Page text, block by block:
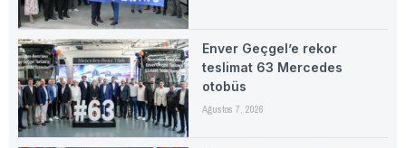
Enver Geçgel’e rekor
teslimat 63 Mercedes
otobüs
Ağustos 7, 2026